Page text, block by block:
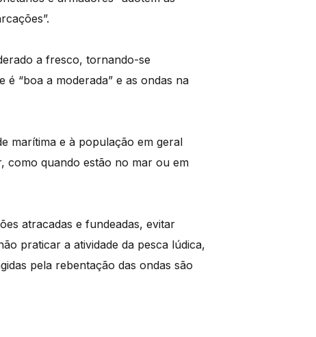
a fresco, tornando-se
“boa a moderada” e as ondas na
marítima e à população em geral
como quando estão no mar ou em
atracadas e fundeadas, evitar
praticar a atividade da pesca lúdica,
pela rebentação das ondas são